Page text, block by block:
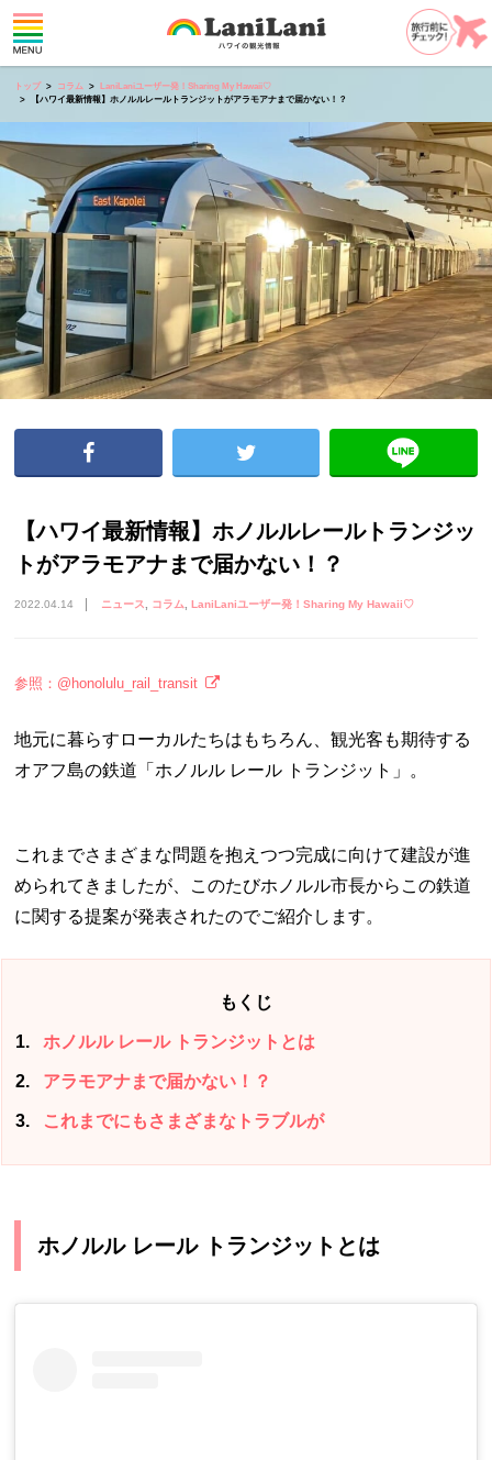
トップ コラム
LaniLaniユーザー発！Sharing My Hawaii♡
【ハワイ最新情報】ホノルルレールトランジットがアラモアナまで届かない！？
【ハワイ最新情報】ホノルルレールトランジッ
トがアラモアナまで届かない！？
2022.04.14 ニュース コラム LaniLaniユーザー発！Sharing My Hawaii♡
参照：@honolulu_rail_transit
地元に暮らすローカルたちはもちろん、観光客も期待する
オアフ島の鉄道「ホノルル レール トランジット」。
これまでさまざまな問題を抱えつつ完成に向けて建設が進
められてきましたが、このたびホノルル市長からこの鉄道
に関する提案が発表されたのでご紹介します。
もくじ
1 ホノルル レール トランジットとは
2 アラモアナまで届かない！？
3 これまでにもさまざまなトラブルが
ホノルル レール トランジットとは